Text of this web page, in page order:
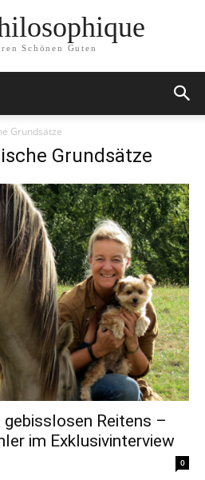
Schönen Guten
Grundsätze
Grundsätze
gebisslosen Reitens –
im Exklusivinterview
0